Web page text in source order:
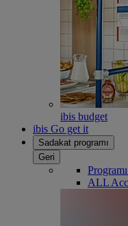
ibis budget
ibis Go get it
Sadakat programı
Geri
ALL